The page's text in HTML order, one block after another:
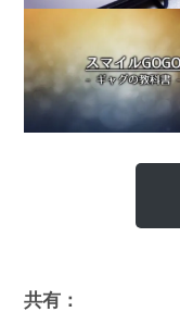
共有：